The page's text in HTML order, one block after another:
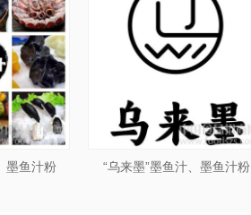
墨鱼汁粉 “乌来墨”墨鱼汁、墨鱼汁粉